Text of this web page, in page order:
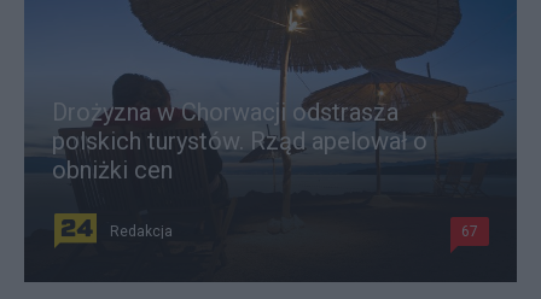
Drożyzna w Chorwacji odstrasza
polskich turystów. Rząd apelował o
obniżki cen
Redakcja 67